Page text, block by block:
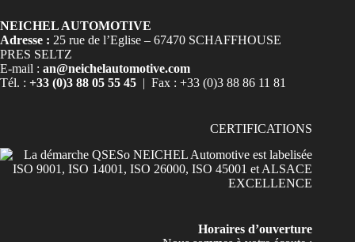
NEICHEL AUTOMOTIVE
Adresse : 25 rue de l’Eglise – 67470 SCHAFFHOUSE
PRES SELTZ
E-mail : an@neichelautomotive.com
Tél. : +33 (0)3 88 05 55 45 | Fax : +33 (0)3 88 86 11 81
CERTIFICATIONS
Horaires d’ouverture